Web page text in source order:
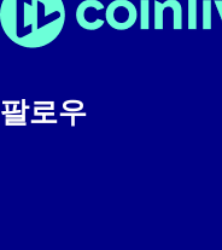
팔로우